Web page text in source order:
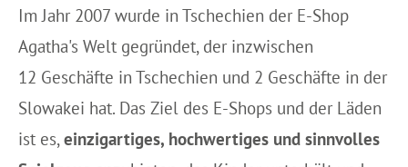
Im Jahr 2007 wurde in Tschechien der E-Shop
Agatha's Welt gegründet, der inzwischen
12 Geschäfte in Tschechien und 2 Geschäfte in der
Slowakei hat. Das Ziel des E-Shops und der Läden
ist es, einzigartiges, hochwertiges und sinnvolles